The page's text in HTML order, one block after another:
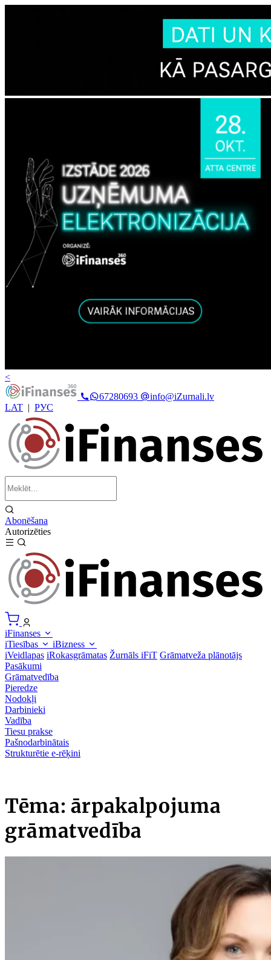
<
67280693
info@iZurnali.lv
LAT | РУС
Abonēšana
Autorizēties
iFinanses
iTiesības
iBizness
iVeidlapas iRokasgrāmatas Žurnāls iFiT Grāmatveža plānotājs
Pasākumi
Grāmatvedība
Pieredze
Nodokļi
Darbinieki
Vadība
Tiesu prakse
Pašnodarbinātais
Strukturētie e-rēķini
Tēma: ārpakalpojuma
grāmatvedība